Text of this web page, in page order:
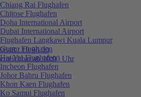
0848 / 19 96 00
erreichbar ab 10:00 Uhr
Chiang Rai Flughafen
Chitose Flughafen
Doha International Airport
Dubai International Airport
Flughafen Langkawi Kuala Lumpur
Guam Flughafen
Hat Yai Flughafen
Incheon Flughafen
Johor Bahru Flughafen
Khon Kaen Flughafen
Ko Samui Flughafen